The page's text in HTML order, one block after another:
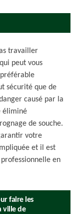
travailler
peut vous
sécurité que de
causé par la
éliminé
de souche.
votre
et il est
en
faire les
ville de